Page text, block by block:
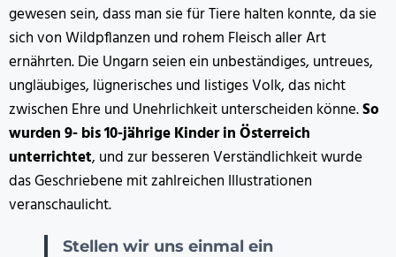
gewesen sein, dass man sie für Tiere halten konnte, da sie
sich von Wildpflanzen und rohem Fleisch aller Art
ernährten. Die Ungarn seien ein unbeständiges, untreues,
ungläubiges, lügnerisches und listiges Volk, das nicht
zwischen Ehre und Unehrlichkeit unterscheiden könne.So
wurden 9- bis 10-jährige Kinder in Österreich
unterrichtet, und zur besseren Verständlichkeit wurde
das Geschriebene mit zahlreichen Illustrationen
veranschaulicht.
Stellen wir uns einmal ein